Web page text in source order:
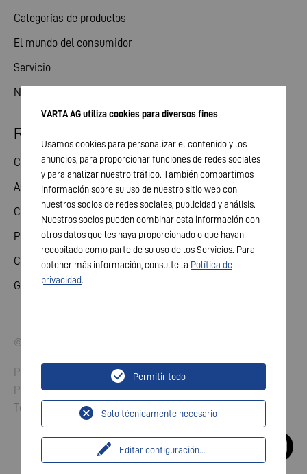
Categorías de productos
El mundo del consumidor
Servicio
Novedades
Relaciones con los inversores
Compartir
Asamblea General
Calendario financiero
Publicaciones
Contacto para inversores
Gobierno corporativo
© 2026 VARTA AG. Todos los derechos reservados.
Pie editorial
Protección de datos
Términos y condiciones
VARTA AG utiliza cookies para diversos fines
Usamos cookies para personalizar el contenido y los
anuncios, para proporcionar funciones de redes sociales
y para analizar nuestro tráfico. También compartimos
información sobre su uso de nuestro sitio web con
nuestros socios de redes sociales, publicidad y análisis.
Nuestros socios pueden combinar esta información con
otros datos que les haya proporcionado o que hayan
recopilado como parte de su uso de los Servicios. Para
obtener más información, consulte la Política de
privacidad.
Editar configuración...
Solo técnicamente necesario
Permitir todo